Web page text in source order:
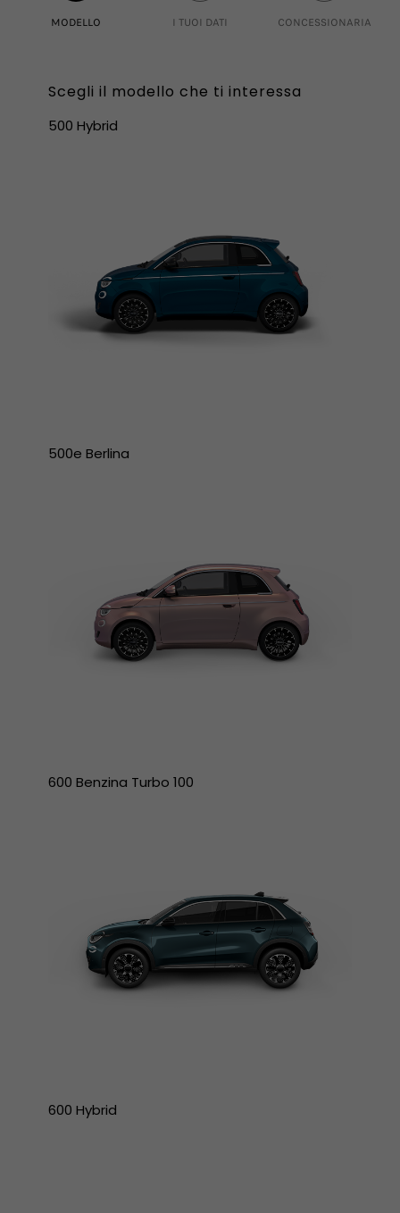
MODELLO I TUOI DATI CONCESSIONARIA
Scegli il modello che ti interessa
500 Hybrid
500e Berlina
600 Benzina Turbo 100
600 Hybrid